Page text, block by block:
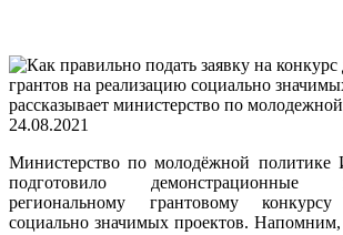
24.08.2021
Министерство по молодёжной политике
подготовило
региональному грантовому
социально значимых проектов. Напомним,